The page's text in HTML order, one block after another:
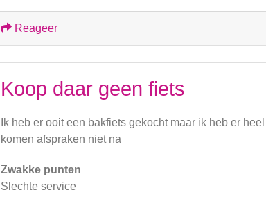
Reageer
Koop daar geen fiets
Ik heb er ooit een bakfiets gekocht maar ik heb er
komen afspraken niet na
Zwakke punten
Slechte service